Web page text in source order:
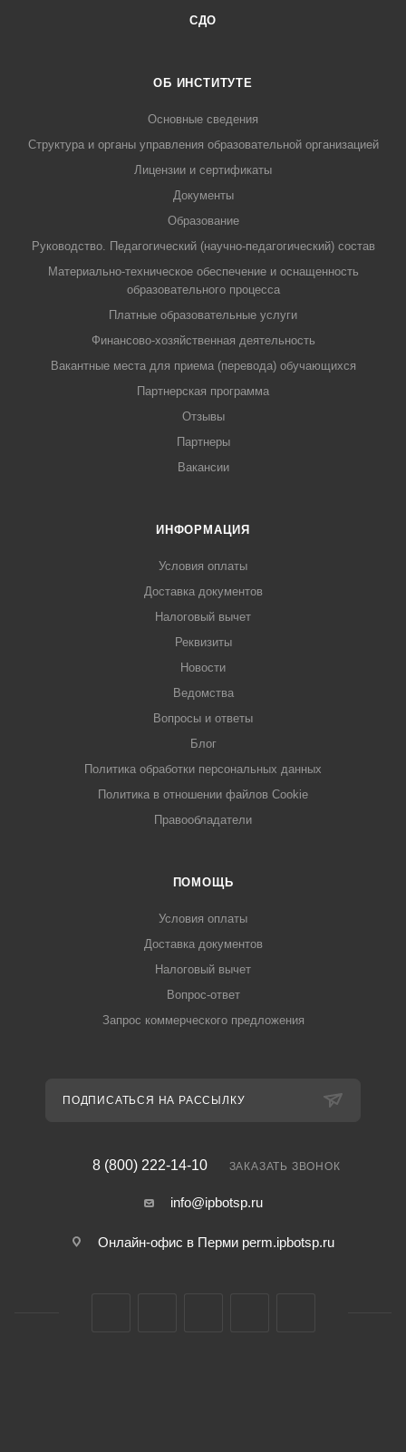
СДО
ОБ ИНСТИТУТЕ
Основные сведения
Структура и органы управления образовательной организацией
Лицензии и сертификаты
Документы
Образование
Руководство. Педагогический (научно-педагогический) состав
Материально-техническое обеспечение и оснащенность
образовательного процесса
Платные образовательные услуги
Финансово-хозяйственная деятельность
Вакантные места для приема (перевода) обучающихся
Партнерская программа
Отзывы
Партнеры
Вакансии
ИНФОРМАЦИЯ
Условия оплаты
Доставка документов
Налоговый вычет
Реквизиты
Новости
Ведомства
Вопросы и ответы
Блог
Политика обработки персональных данных
Политика в отношении файлов Cookie
Правообладатели
ПОМОЩЬ
Условия оплаты
Доставка документов
Налоговый вычет
Вопрос-ответ
Запрос коммерческого предложения
ПОДПИСАТЬСЯ НА РАССЫЛКУ
8 (800) 222-14-10 ЗАКАЗАТЬ ЗВОНОК
info@ipbotsp.ru
Онлайн-офис в Перми perm.ipbotsp.ru